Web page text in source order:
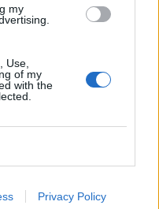
my
Use,
of my
with the
Privacy Policy
norāda, ka
piemēroti
“Piemēram, ja auto
ka tiesa vai
vai daļēju vērtību no